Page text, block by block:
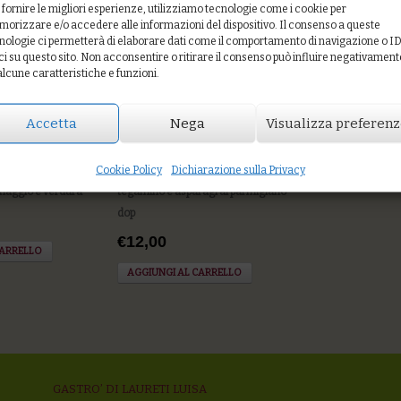
fornire le migliori esperienze, utilizziamo tecnologie come i cookie per
e/o accedere alle informazioni del dispositivo. Il consenso a queste
ci permetterà di elaborare dati come il comportamento di navigazione o ID
su questo sito. Non acconsentire o ritirare il consenso può influire
caratteristiche e funzioni.
Accetta Nega Visualizza
Cookie Policy Dichiarazione sulla Privacy
pesce e
Fresh: quinoa, legumi speziati,
insalatina, pomodori, cetrioli, semi
tostati
AGGIUNGI AL CARRELLO
uova
e verdura
Piadina Senatore Cappelli, uova al
tegamino e asparagi al parmigiano
dop
€12,00
AGGIUNGI AL CARRELLO
GASTRO’ DI LAURETI LUISA